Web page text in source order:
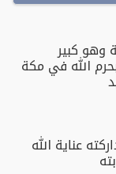
وهو كبير
الله في مكة
عناية الله